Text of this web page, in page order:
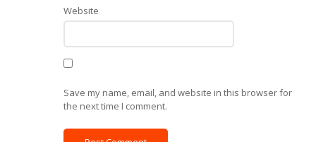
Website
Save my name, email, and website in this browser for
the next time I comment.